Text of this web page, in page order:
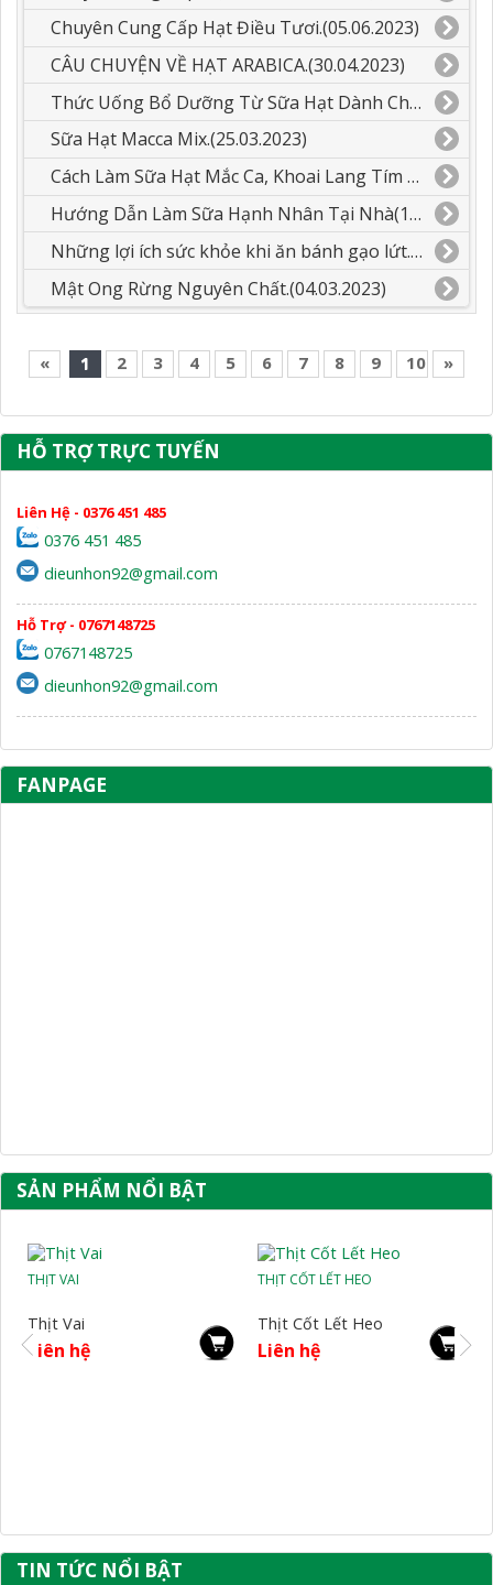
Chuyên Cung Cấp Hạt Điều Tươi.(05.06.2023)
CÂU CHUYỆN VỀ HẠT ARABICA.(30.04.2023)
Thức Uống Bổ Dưỡng Từ Sữa Hạt Dành Cho Các Bé.(26.03.2023)
Sữa Hạt Macca Mix.(25.03.2023)
Cách Làm Sữa Hạt Mắc Ca, Khoai Lang Tím Mix Dừa.(23.03.2023)
Hướng Dẫn Làm Sữa Hạnh Nhân Tại Nhà(14.03.2023)
Những lợi ích sức khỏe khi ăn bánh gạo lứt.(12.03.2023)
Mật Ong Rừng Nguyên Chất.(04.03.2023)
« 1 2 3 4 5 6 7 8 9 10 »
HỖ TRỢ TRỰC TUYẾN
Liên Hệ - 0376 451 485
0376 451 485
dieunhon92@gmail.com
Hỗ Trợ - 0767148725
0767148725
dieunhon92@gmail.com
FANPAGE
SẢN PHẨM NỔI BẬT
THỊT VAI
Thịt Vai
Liên hệ
THỊT CỐT LẾT HEO
Thịt Cốt Lết Heo
Liên hệ
TIN TỨC NỔI BẬT